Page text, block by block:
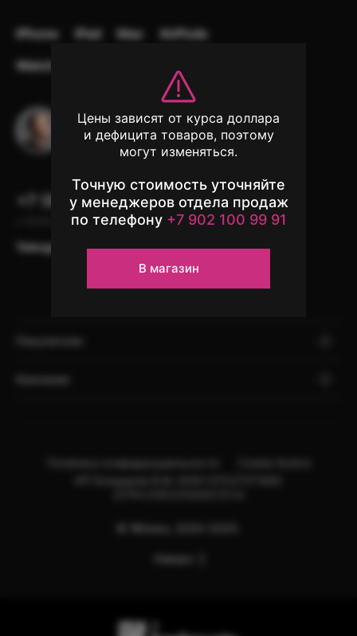
iPhone iPad Mac
AirPods
Watch
с 10:00 до 22:00, без выходных
+7 (902) 100-99-91
WhatsApp
Telergam instagram*
Остались вопросы?
Напишите в чат поддержки
Цены зависят от курса доллара
и дефицита товаров, поэтому
могут изменяться.
Точную стоимость уточняйте
у менеджеров отдела продаж
по телефону +7 902 100 99 91
В магазин